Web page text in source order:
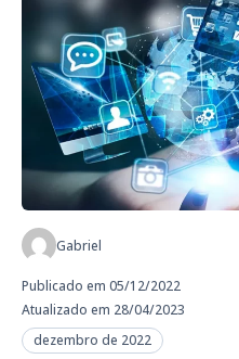
Gabriel
Publicado em 05/12/2022
Atualizado em 28/04/2023
dezembro de 2022